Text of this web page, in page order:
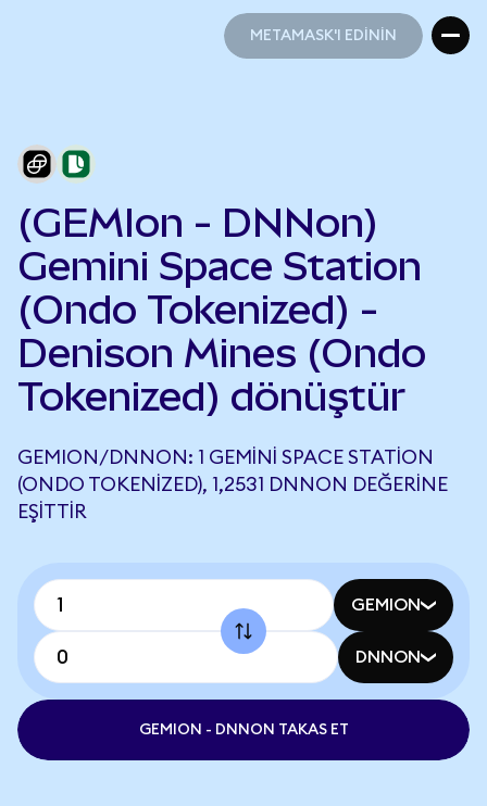
METAMASK'I EDİNİN
(GEMIon - DNNon)
Gemini Space Station
(Ondo Tokenized) -
Denison Mines (Ondo
Tokenized) dönüştür
GEMION/DNNON: 1 GEMINI SPACE STATION
(ONDO TOKENIZED), 1,2531 DNNON DEĞERINE
EŞITTIR
GEMION
DNNON
GEMION - DNNON TAKAS ET